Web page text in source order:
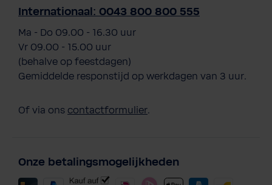
Internationaal: 0043 800 800 555
Ma - Do 09.00 - 16.30 uur
Vr 09.00 - 15.00 uur
(behalve op feestdagen)
Gemiddelde responstijd op werkdagen van 3 uur.
Of via ons contactformulier.
Onze betalingsmogelijkheden